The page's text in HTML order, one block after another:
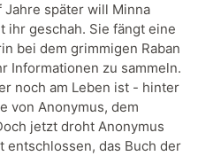
später will Minna
ihr geschah. Sie fängt eine
bei dem grimmigen Raban
Informationen zu sammeln.
noch am Leben ist - hinter
von Anonymus, dem
jetzt droht Anonymus
entschlossen, das Buch der